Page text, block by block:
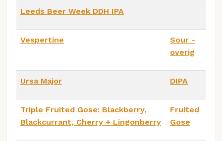
Leeds Beer Week DDH IPA
Vespertine
Sour -
overig
Ursa Major DIPA
Triple Fruited Gose: Blackberry,
Blackcurrant, Cherry + Lingonberry
Fruited
Gose